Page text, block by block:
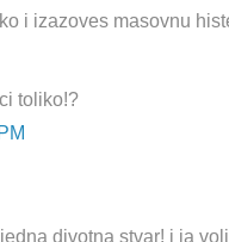
i izazoves masovnu
toliko!?
divotna stvar! i ja